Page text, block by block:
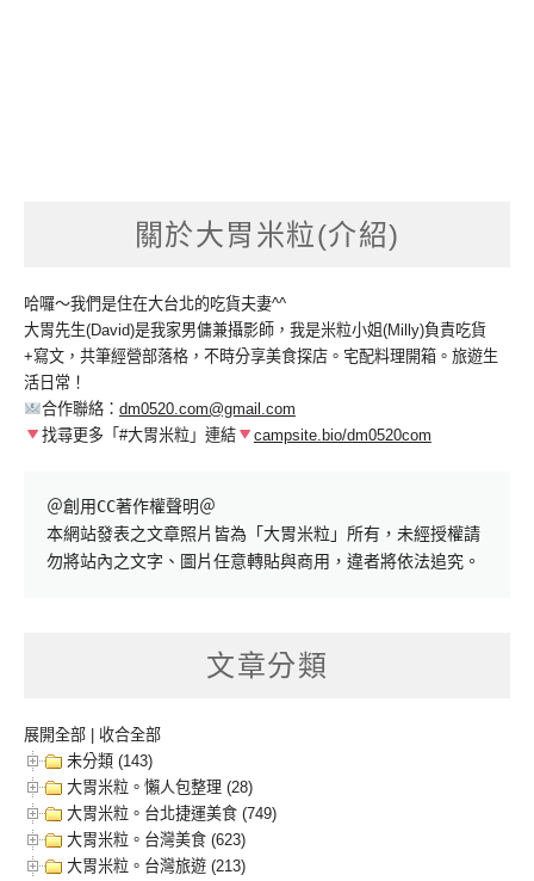
關於大胃米粒(介紹)
哈囉～我們是住在大台北的吃貨夫妻^^
大胃先生(David)是我家男傭兼攝影師，我是米粒小姐(Milly)負責吃貨
+寫文，共筆經營部落格，不時分享美食探店。宅配料理開箱。旅遊生
活日常！
合作聯絡： dm0520.com@gmail.com
找尋更多「#大胃米粒」連結
campsite.bio/dm0520com
＠創用CC著作權聲明＠
本網站發表之文章照片皆為「大胃米粒」所有，未經授權請
勿將站內之文字、圖片任意轉貼與商用，違者將依法追究。
文章分類
展開全部 | 收合全部
未分類 (143)
大胃米粒。懶人包整理 (28)
大胃米粒。台北捷運美食 (749)
大胃米粒。台灣美食 (623)
大胃米粒。台灣旅遊 (213)